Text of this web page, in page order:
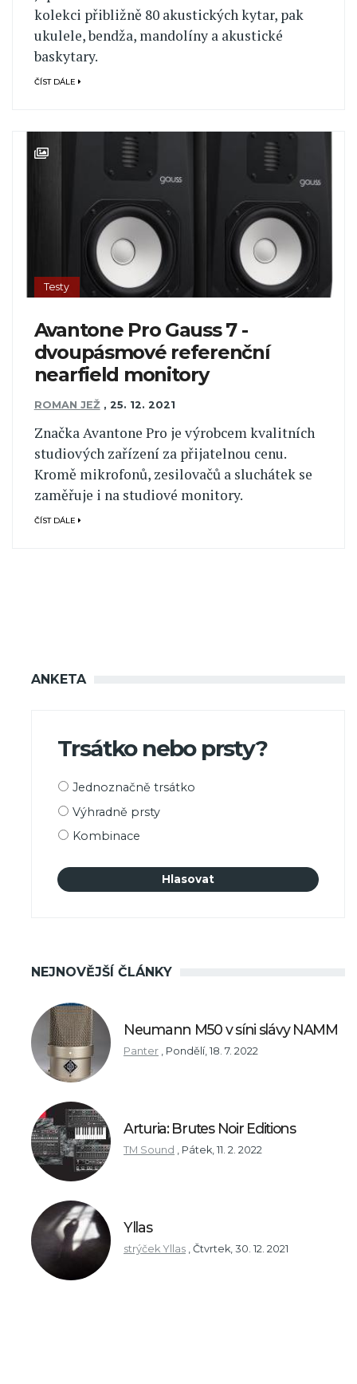
kolekci přibližně 80 akustických kytar, pak
ukulele, bendža, mandolíny a akustické
baskytary.
ČÍST DÁLE
Testy
Avantone Pro Gauss 7 -
dvoupásmové referenční
nearfield monitory
ROMAN JEŽ , 25. 12. 2021
Značka Avantone Pro je výrobcem kvalitních
studiových zařízení za přijatelnou cenu.
Kromě mikrofonů, zesilovačů a sluchátek se
zaměřuje i na studiové monitory.
ČÍST DÁLE
ANKETA
Trsátko nebo prsty?
Možnosti
Jednoznačně trsátko
Výhradně prsty
Kombinace
NEJNOVĚJŠÍ ČLÁNKY
Neumann M50 v síni slávy NAMM
Panter , Pondělí, 18. 7. 2022
Arturia: Brutes Noir Editions
TM Sound , Pátek, 11. 2. 2022
Yllas
strýček Yllas , Čtvrtek, 30. 12. 2021